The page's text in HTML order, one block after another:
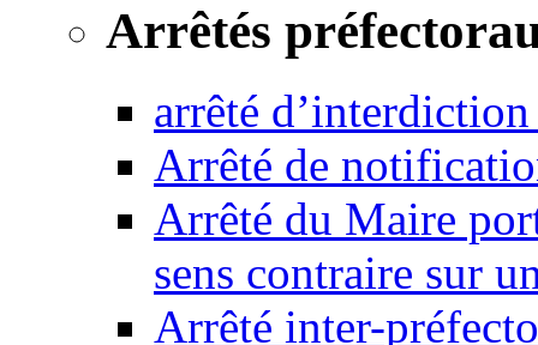
Arrêtés
arrêté
Arrêté de
Arrêté du Maire
sens contraire sur
Arrêté inter-